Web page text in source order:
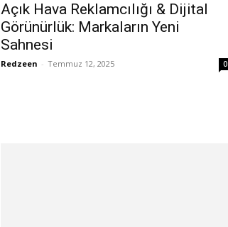
Açık Hava Reklamcılığı & Dijital
Görünürlük: Markaların Yeni
Sahnesi
Redzeen - Temmuz 12, 2025 0